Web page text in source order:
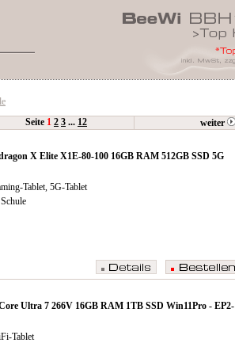
Seite 1 2 3 ... 12 weiter
X Elite X1E-80-100 16GB RAM 512GB SSD 5G
Tablet, 5G-Tablet
Ultra 7 266V 16GB RAM 1TB SSD Win11Pro - EP2-
Tablet